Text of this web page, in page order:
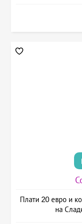
Плати 20 евро и
на